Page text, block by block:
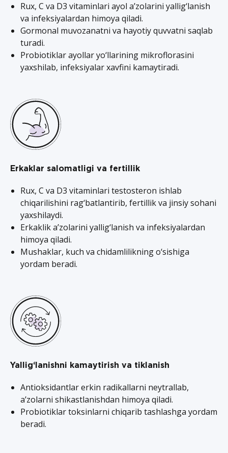
Rux, C va D3 vitaminlari ayol a’zolarini yallig‘lanish
va infeksiyalardan himoya qiladi.
Gormonal muvozanatni va hayotiy quvvatni saqlab
turadi.
Probiotiklar ayollar yo‘llarining mikroflorasini
yaxshilab, infeksiyalar xavfini kamaytiradi.
Erkaklar salomatligi va fertillik
Rux, C va D3 vitaminlari testosteron ishlab
chiqarilishini rag‘batlantirib, fertillik va jinsiy sohani
yaxshilaydi.
Erkaklik a’zolarini yallig‘lanish va infeksiyalardan
himoya qiladi.
Mushaklar, kuch va chidamlilikning o‘sishiga
yordam beradi.
Yallig‘lanishni kamaytirish va tiklanish
Antioksidantlar erkin radikallarni neytrallab,
a’zolarni shikastlanishdan himoya qiladi.
Probiotiklar toksinlarni chiqarib tashlashga yordam
beradi.